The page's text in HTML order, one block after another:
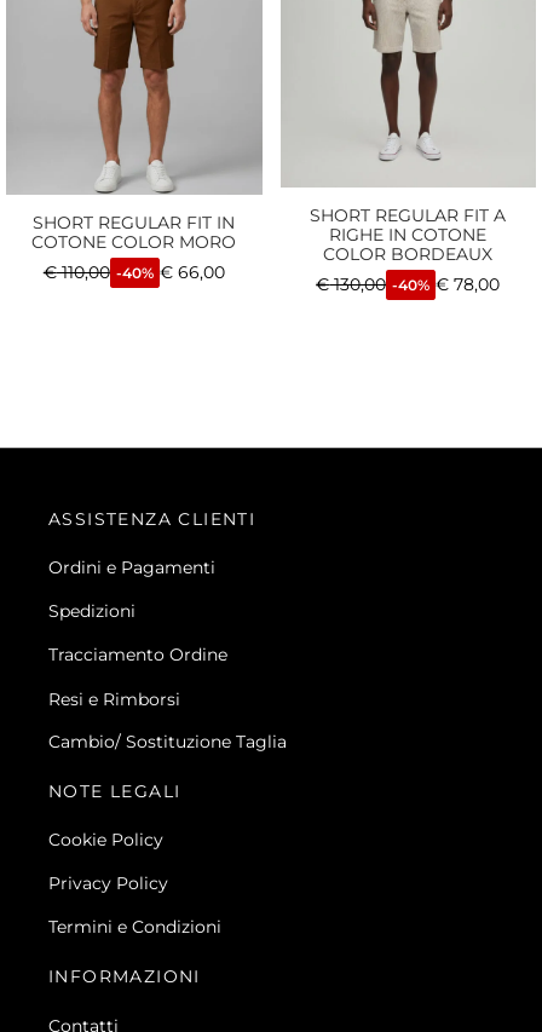
SHORT REGULAR FIT IN
COTONE COLOR MORO
€110,00 -40% €66,00
SHORT REGULAR FIT A
RIGHE IN COTONE
COLOR BORDEAUX
€130,00 -40% € 78,00
ASSISTENZA CLIENTI
Ordini e Pagamenti
Spedizioni
Tracciamento Ordine
Resi e Rimborsi
Cambio/ Sostituzione Taglia
NOTE LEGALI
Cookie Policy
Privacy Policy
Termini e Condizioni
INFORMAZIONI
Contatti